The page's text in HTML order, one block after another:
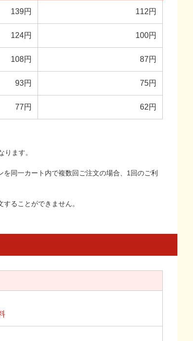
139円 112円
124円 100円
108円 87円
93円 75円
77円 62円
ます。
同一カート内で複数回ご注文の場合、1回のご利
ることができません。